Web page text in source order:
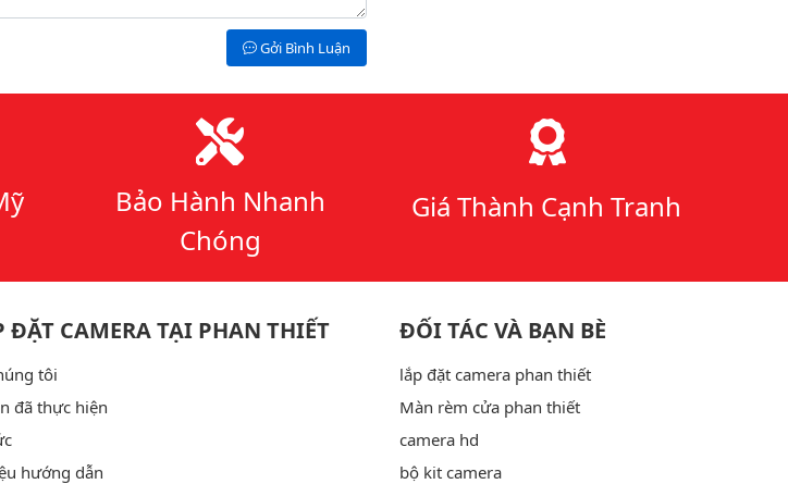
Gởi Bình Luận
Bảo Hành Nhanh
Chóng
Giá Thành Cạnh Tranh
ĐẶT CAMERA TẠI PHAN THIẾT
tôi
đã thực hiện
hướng dẫn
ĐỐI TÁC VÀ BẠN BÈ
lắp đặt camera phan thiết
Màn rèm cửa phan thiết
camera hd
bộ kit camera